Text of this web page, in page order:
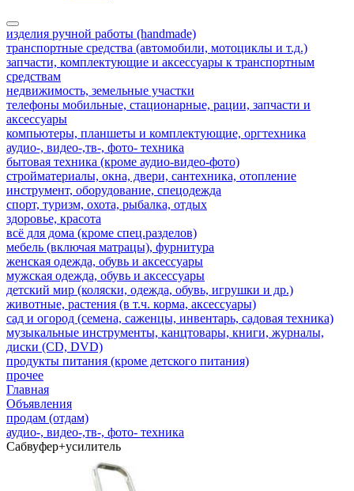
изделия ручной работы (handmade)
транспортные средства (автомобили, мотоциклы и т.д.)
запчасти, комплектующие и аксессуары к транспортным
средствам
недвижимость, земельные участки
телефоны мобильные, стационарные, рации, запчасти и
аксессуары
компьютеры, планшеты и комплектующие, оргтехника
аудио-, видео-,тв-, фото- техника
бытовая техника (кроме аудио-видео-фото)
стройматериалы, окна, двери, сантехника, отопление
инструмент, оборудование, спецодежда
спорт, туризм, охота, рыбалка, отдых
здоровье, красота
всё для дома (кроме спец.разделов)
мебель (включая матрацы), фурнитура
женская одежда, обувь и аксессуары
мужская одежда, обувь и аксессуары
детский мир (коляски, одежда, обувь, игрушки и др.)
животные, растения (в т.ч. корма, аксессуары)
сад и огород (семена, саженцы, инвентарь, садовая техника)
музыкальные инструменты, канцтовары, книги, журналы,
диски (CD, DVD)
продукты питания (кроме детского питания)
прочее
Главная
Объявления
продам (отдам)
аудио-, видео-,тв-, фото- техника
Сабвуфер+усилитель